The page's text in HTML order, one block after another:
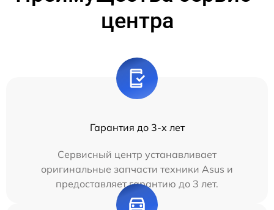
центра
Гарантия до 3-х лет
Сервисный центр устанавливает
оригинальные запчасти техники Asus и
предоставляет гарантию до 3 лет.